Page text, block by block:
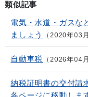
類似記事
電気・水道・ガスな
ましょう
2020年03
自動車税 2026年04
納税証明書の交付請
各ページに移動しま